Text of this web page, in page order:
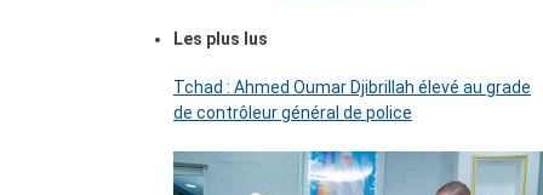
Les plus lus
Tchad : Ahmed Oumar Djibrillah élevé au grade
de contrôleur général de police